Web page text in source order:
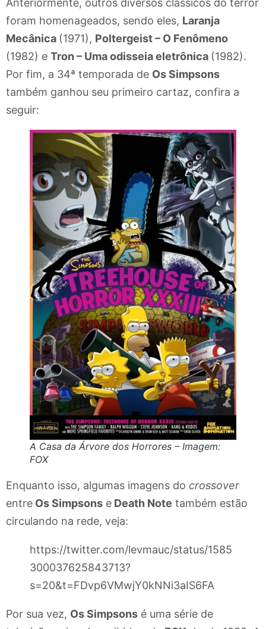
Anteriormente, outros diversos clássicos do terror
foram homenageados, sendo eles, Laranja
Mecânica (1971), Poltergeist – O Fenômeno
(1982) e Tron – Uma odisseia eletrônica (1982).
Por fim, a 34ª temporada de Os Simpsons
também ganhou seu primeiro cartaz, confira a
seguir:
A Casa da Árvore dos Horrores – Imagem:
FOX
Enquanto isso, algumas imagens do crossover
entre Os Simpsons e Death Note também estão
circulando na rede, veja:
https://twitter.com/levmauc/status/1585
300037625843713?
s=20&t=FDvp6VMwjY0kNNi3aIS6FA
Por sua vez, Os Simpsons é uma série de